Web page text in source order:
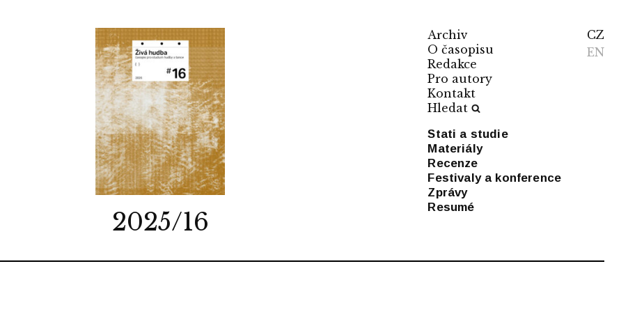
2025/16
Archiv
O časopisu
Redakce
Pro autory
Kontakt
Hledat
Stati a studie
Materiály
Recenze
Festivaly a konference
Zprávy
Resumé
CZ
EN